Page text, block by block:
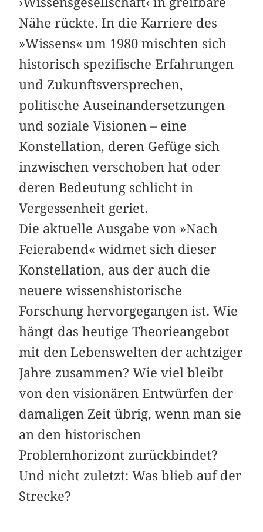
Nähe rückte. In die Karriere des
»Wissens« um 1980 mischten sich
historisch spezifische Erfahrungen
und Zukunftsversprechen,
politische Auseinandersetzungen
und soziale Visionen – eine
Konstellation, deren Gefüge sich
inzwischen verschoben hat oder
deren Bedeutung schlicht in
Vergessenheit geriet.
Die aktuelle Ausgabe von »Nach
Feierabend« widmet sich dieser
Konstellation, aus der auch die
neuere wissenshistorische
Forschung hervorgegangen ist. Wie
hängt das heutige Theorieangebot
mit den Lebenswelten der achtziger
Jahre zusammen? Wie viel bleibt
von den visionären Entwürfen der
damaligen Zeit übrig, wenn man sie
an den historischen
Problemhorizont zurückbindet?
Und nicht zuletzt: Was blieb auf der
Strecke?